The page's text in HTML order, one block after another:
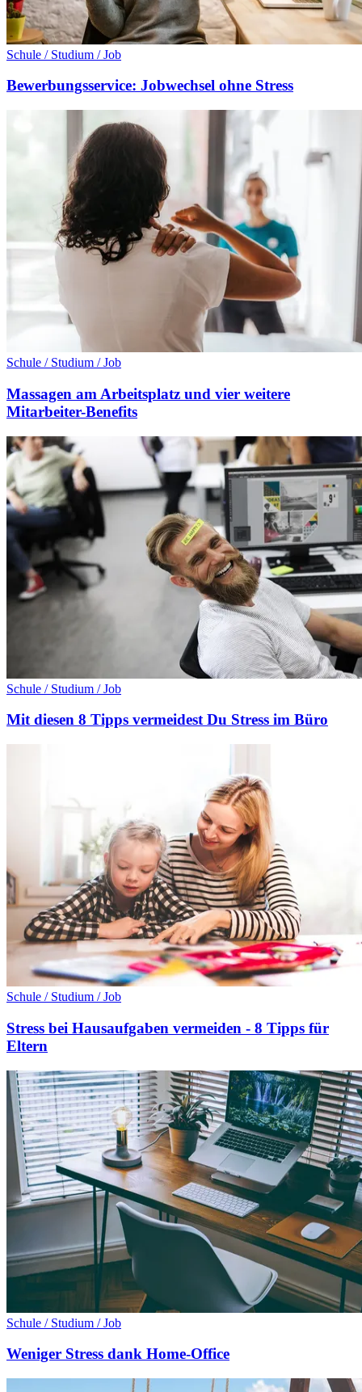
Schule / Studium / Job
Bewerbungsservice: Jobwechsel ohne Stress
Schule / Studium / Job
Massagen am Arbeitsplatz und vier weitere
Mitarbeiter-Benefits
Schule / Studium / Job
Mit diesen 8 Tipps vermeidest Du Stress im Büro
Schule / Studium / Job
Stress bei Hausaufgaben vermeiden - 8 Tipps für
Eltern
Schule / Studium / Job
Weniger Stress dank Home-Office